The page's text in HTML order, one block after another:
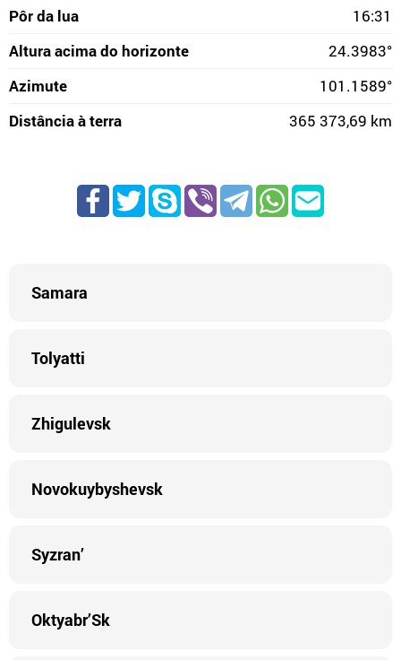
Pôr da lua
16:31
Altura acima do horizonte
24.3983°
Azimute
101.1589°
Distância à terra
365 373,69 km
Samara
Tolyatti
Zhigulevsk
Novokuybyshevsk
Syzran’
Oktyabr’Sk